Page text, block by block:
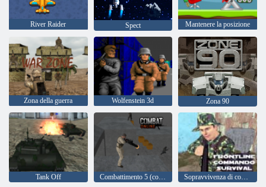
River Raider Spect Mantenere la posizione
Zona della guerra Wolfenstein 3d Zona 90
Tank Off Combattimento 5 (combattimento online) Sopravvivenza di comando in prima linea